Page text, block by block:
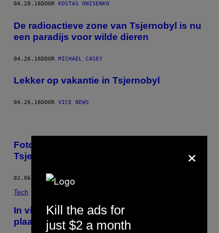
04.28.16 DOOR KOSTAS ONISENKO
De radioactieve zone van Tsjernobyl is nu
een paradijs voor wilde dieren
04.26.16DOOR MICHAEL CASEY
Lekker op vakantie in Tsjernobyl
04.26.16 DOOR VICE NEWS
Foto’s van de inrichtingen voor
Tsjernobyl-slachtoffers in Wit-Rusland
02.06.16 DOOR
Tech
In virtual reality kom je in Tsjernobyl op
plaatsen waar je normaal nooit komt
×
Kill the ads for
just $2 a month